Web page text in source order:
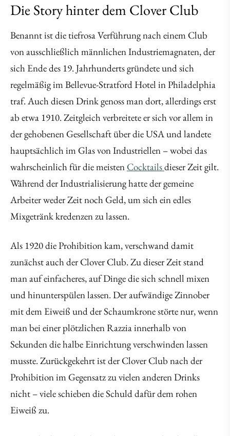
Die Story hinter dem Clover Club
Benannt ist die tiefrosa Verführung nach einem Club
von ausschließlich männlichen Industriemagnaten, der
sich Ende des 19. Jahrhunderts gründete und sich
regelmäßig im Bellevue-Stratford Hotel in Philadelphia
traf. Auch diesen Drink genoss man dort, allerdings erst
ab etwa 1910. Zeitgleich verbreitete er sich vor allem in
der gehobenen Gesellschaft über die USA und landete
hauptsächlich im Glas von Industriellen – wobei das
wahrscheinlich für die meisten Cocktailsdieser Zeit gilt.
Während der Industrialisierung hatte der gemeine
Arbeiter weder Zeit noch Geld, um sich ein edles
Mixgetränk kredenzen zu lassen.
Als 1920 die Prohibition kam, verschwand damit
zunächst auch der Clover Club. Zu dieser Zeit stand
man auf einfacheres, auf Dinge die sich schnell mixen
und hinunterspülen lassen. Der aufwändige Zinnober
mit dem Eiweiß und der Schaumkrone störte nur, wenn
man bei einer plötzlichen Razzia innerhalb von
Sekunden die halbe Einrichtung verschwinden lassen
musste. Zurückgekehrt ist der Clover Club nach der
Prohibition im Gegensatz zu vielen anderen Drinks
nicht – viele schieben die Schuld dafür dem rohen
Eiweiß zu.